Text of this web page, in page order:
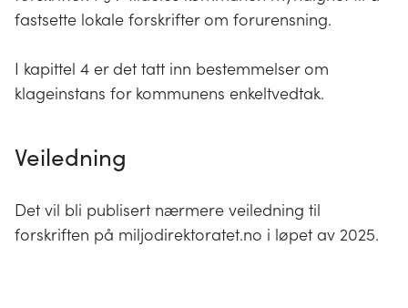
fastsette lokale forskrifter om forurensning.
I kapittel 4 er det tatt inn bestemmelser om
klageinstans for kommunens enkeltvedtak.
Veiledning
Det vil bli publisert nærmere veiledning til
forskriften på miljodirektoratet.no i løpet av 2025.